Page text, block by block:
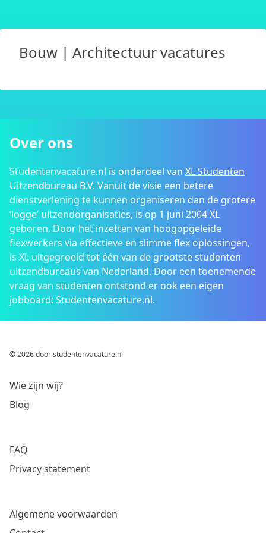
Bouw | Architectuur vacatures
Over ons
Studentenvacature.nl is onderdeel van XL Studenten
Uitzendbureau B.V. Vanuit de visie een betere
dienstverlening te kunnen organiseren dan de grotere
‘logge’ uitzendorganisaties, is op 1 juni 2004 XL
geboren. Door het inzetten van hoogopgeleide
flexwerkers via effectieve en slimme flex oplossingen,
is XL uitgegroeid tot één van de grootste studenten
uitzendbureaus van Nederland. Door een toenemende
vraag van studenten ontstond er ook een eigen
jobboard: Studentenvacature.nl.
© 2026 door studentenvacature.nl
Wie zijn wij?
Blog
FAQ
Privacy statement
Algemene voorwaarden